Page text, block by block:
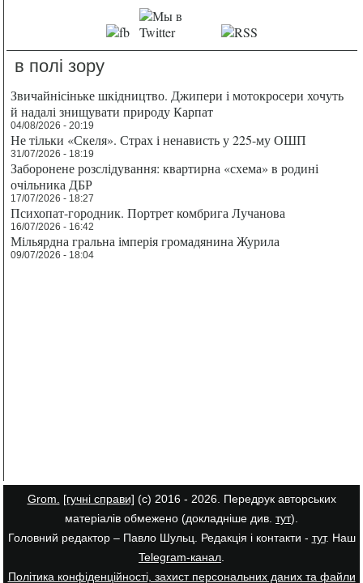
в полі зору
Звичайнісіньке шкідництво. Джипери і мотокросери хочуть
й надалі знищувати природу Карпат
04/08/2026 - 20:19
Не тільки «Скеля». Страх і ненависть у 225-му ОШП
31/07/2026 - 18:19
Заборонене розслідування: квартирна «схема» в родині
очільника ДБР
17/07/2026 - 18:27
Психопат-городник. Портрет комбрига Лучанова
16/07/2026 - 16:42
Мільярдна гральна імперія громадянина Журила
09/07/2026 - 18:04
Grom. [гучні справи] (с) 2016 - 2026. Передрук авторських
матеріалів обмежено (докладніше див. тут).
Головний редактор – Павло Шульц. Редакція і контакти - тут. Наш
Telegram-канал
Політика конфіденційності, захист персональних даних та файли